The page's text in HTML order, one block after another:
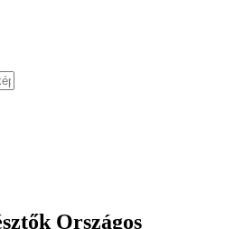
Országos